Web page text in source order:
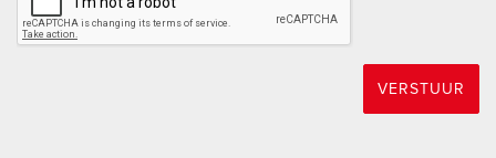
3500 inwoners veel te bieden. Er is nog een sfeer van
saamhorigheid en men zegt elkaar op straat vriendelijk
gedag. Waar vind je dat nog? Net buiten de dorpskern, op
steenworp afstand van de woning, treft u koopcentrum De
VERSTUUR